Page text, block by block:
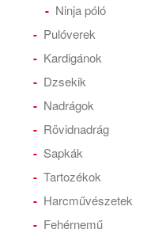
Ninja póló
Pulóverek
Kardigánok
Dzsekik
Nadrágok
Rövidnadrág
Sapkák
Tartozékok
Harcművészetek
Fehérnemű